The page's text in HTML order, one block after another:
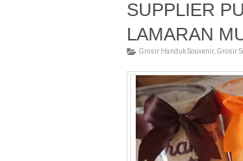
SUPPLIER
LAMARAN
Grosir Handuk Souvenir, Grosir